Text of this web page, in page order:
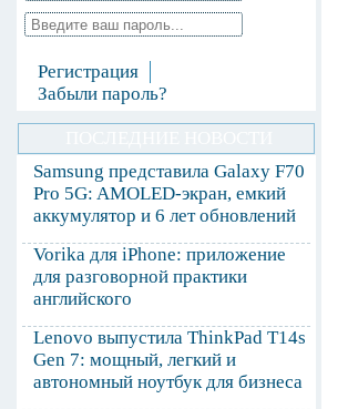
Регистрация
Забыли пароль?
Samsung представила Galaxy F70
Pro 5G: AMOLED-экран, емкий
аккумулятор и 6 лет обновлений
Vorika для iPhone: приложение
для разговорной практики
английского
Lenovo выпустила ThinkPad T14s
Gen 7: мощный, легкий и
автономный ноутбук для бизнеса